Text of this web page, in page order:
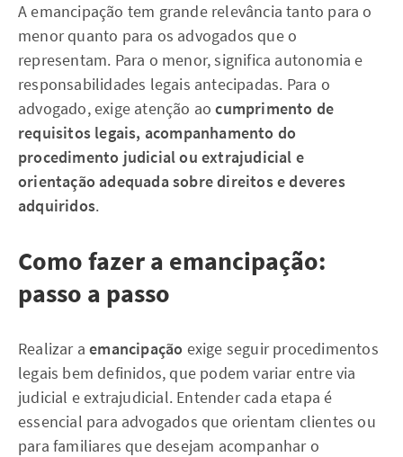
A emancipação tem grande relevância tanto para o
menor quanto para os advogados que o
representam. Para o menor, significa autonomia e
responsabilidades legais antecipadas. Para o
advogado, exige atenção aocumprimento de
requisitos legais, acompanhamento do
procedimento judicial ou extrajudicial e
orientação adequada sobre direitos e deveres
adquiridos.
Como fazer a emancipação:
passo a passo
Realizar aemancipação exige seguir procedimentos
legais bem definidos, que podem variar entre via
judicial e extrajudicial. Entender cada etapa é
essencial para advogados que orientam clientes ou
para familiares que desejam acompanhar o